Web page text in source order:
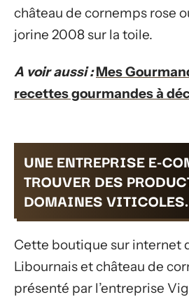
château de cornemps rose
jorine 2008 sur la toile.
A voir aussi : Mes
recettes gourmandes à
UNE ENTREPRISE E-
TROUVER DES
DOMAINES VITICOLES.
Cette boutique sur internet
Libournais et château de
présenté par l’entreprise